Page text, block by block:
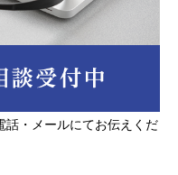
ものとし、第三者
務の目的以外に使
話・メールにてお伝えくだ